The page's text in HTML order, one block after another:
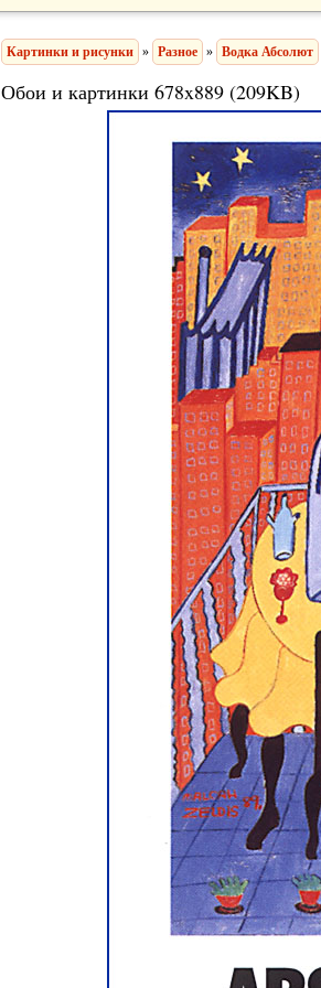
Картинки и рисунки » Разное » Водка Абсолют
Обои и картинки 678x889 (209KB)